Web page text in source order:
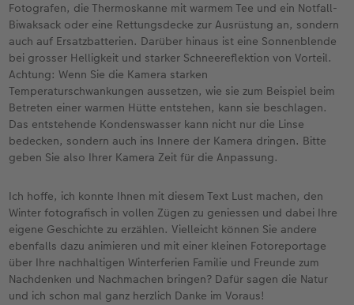
kleinen Kissen lege ich nach jedem Gebrauch
in kochendes Wasser, um sie bereit für das
nächste Winterabenteuer zu machen.
Fotografen, die Thermoskanne mit warmem Tee und ein Notfall-
Biwaksack oder eine Rettungsdecke zur Ausrüstung an, sondern
auch auf Ersatzbatterien. Darüber hinaus ist eine Sonnenblende
bei grosser Helligkeit und starker Schneereflektion von Vorteil.
Achtung: Wenn Sie die Kamera starken
Temperaturschwankungen aussetzen, wie sie zum Beispiel beim
Betreten einer warmen Hütte entstehen, kann sie beschlagen.
Das entstehende Kondenswasser kann nicht nur die Linse
bedecken, sondern auch ins Innere der Kamera dringen. Bitte
geben Sie also Ihrer Kamera Zeit für die Anpassung.
Ich hoffe, ich konnte Ihnen mit diesem Text Lust machen, den
Winter fotografisch in vollen Zügen zu geniessen und dabei Ihre
eigene Geschichte zu erzählen. Vielleicht können Sie andere
ebenfalls dazu animieren und mit einer kleinen Fotoreportage
über Ihre nachhaltigen Winterferien Familie und Freunde zum
Nachdenken und Nachmachen bringen? Dafür sagen die Natur
und ich schon mal ganz herzlich Danke im Voraus!